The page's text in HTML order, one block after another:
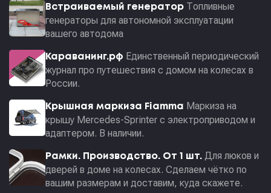
Встраиваемый генератор Топливные
генераторы для автономной эксплуатации
вашего автодома
Караванинг.рф Единственный периодический
журнал про путешествия с домом на колесах в
России.
Крышная маркиза Fiamma Маркиза на
крышу Mercedes-Sprinter с электроприводом и
адаптером. В наличии.
Рамки. Производство. От 1 шт. Для люков и
дверей в доме на колесах. Сделаем чётко по
вашим размерам и доставим, куда скажете.